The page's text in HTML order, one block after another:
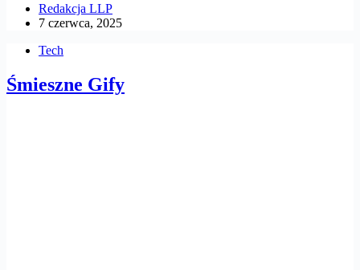
Redakcja LLP
7 czerwca, 2025
Tech
Śmieszne Gify